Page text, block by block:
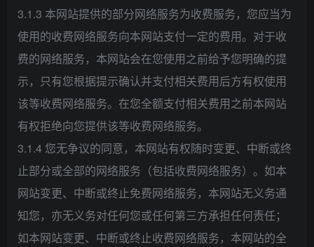
3.1.3 本网站提供的部分网络服务为收费服务，您应当为
使用的收费网络服务向本网站支付一定的费用。对于收
费的网络服务，本网站会在您使用之前给予您明确的提
示，只有您根据提示确认并支付相关费用后方有权使用
该等收费网络服务。在您全额支付相关费用之前本网站
有权拒绝向您提供该等收费网络服务。
3.1.4 您无争议的同意，本网站有权随时变更、中断或终
止部分或全部的网络服务（包括收费网络服务）。如本
网站变更、中断或终止免费网络服务，本网站无义务通
知您，亦无义务对任何您或任何第三方承担任何责任；
如本网站变更、中断或终止收费网络服务，本网站的全